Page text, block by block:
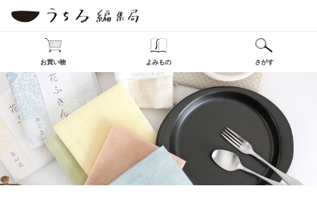
お買い物 よみもの さがす